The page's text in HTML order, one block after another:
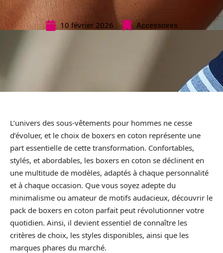
10 février 2026 Accessoires
L’univers des sous-vêtements pour hommes ne cesse
d’évoluer, et le choix de boxers en coton représente une
part essentielle de cette transformation. Confortables,
stylés, et abordables, les boxers en coton se déclinent en
une multitude de modèles, adaptés à chaque personnalité
et à chaque occasion. Que vous soyez adepte du
minimalisme ou amateur de motifs audacieux, découvrir le
pack de boxers en coton parfait peut révolutionner votre
quotidien. Ainsi, il devient essentiel de connaître les
critères de choix, les styles disponibles, ainsi que les
marques phares du marché.